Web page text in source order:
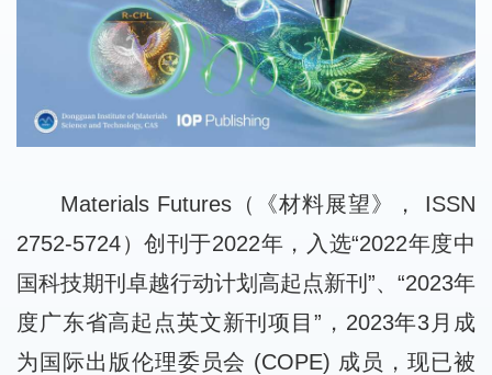
Materials Futures（《材料展望》， ISSN
2752-5724）创刊于2022年，入选“2022年度中
国科技期刊卓越行动计划高起点新刊”、“2023年
度广东省高起点英文新刊项目”，2023年3月成
为国际出版伦理委员会 (COPE) 成员，现已被